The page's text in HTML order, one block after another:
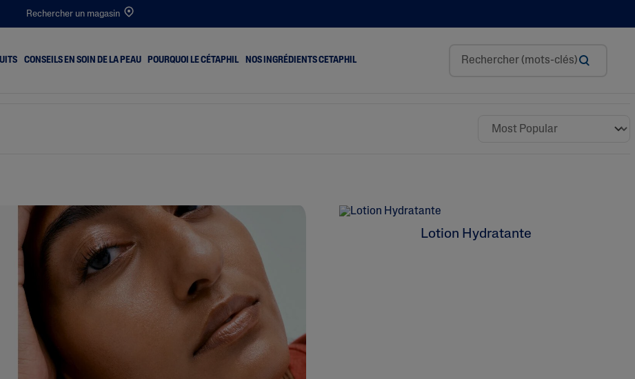
Rechercher un magasin
Et Entartrage
Beurre De Karité
CONSEILS EN SOIN DE LA PEAU POURQUOI LE CÉTAPHIL NOS INGRÉDIENTS CETAPHIL
Lotion Hydratante